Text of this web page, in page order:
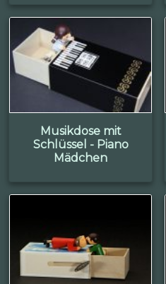
Musikdose mit
Schlüssel - Piano
Mädchen